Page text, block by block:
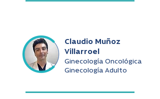
Claudio Muñoz
Villarroel
Ginecología Oncológica
Ginecología Adulto